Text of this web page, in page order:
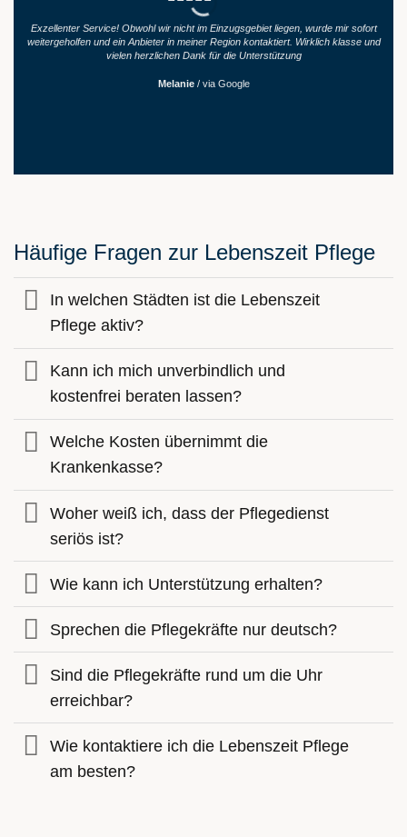
Exzellenter Service! Obwohl wir nicht im Einzugsgebiet liegen, wurde mir sofort
weitergeholfen und ein Anbieter in meiner Region kontaktiert. Wirklich klasse und
vielen herzlichen Dank für die Unterstützung
Melanie / via Google
Häufige Fragen zur Lebenszeit Pflege
In welchen Städten ist die Lebenszeit
Pflege aktiv?
Kann ich mich unverbindlich und
kostenfrei beraten lassen?
Welche Kosten übernimmt die
Krankenkasse?
Woher weiß ich, dass der Pflegedienst
seriös ist?
Wie kann ich Unterstützung erhalten?
Sprechen die Pflegekräfte nur deutsch?
Sind die Pflegekräfte rund um die Uhr
erreichbar?
Wie kontaktiere ich die Lebenszeit Pflege
am besten?